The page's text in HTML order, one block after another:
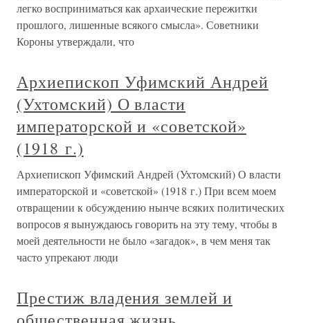
легко восприниматься как архаические пережитки
прошлого, лишенные всякого смысла». Советники
Короны утверждали, что
Архиепископ Уфимский Андрей
(Ухтомский) О власти
императорской и «советской»
(1918 г.)
Архиепископ Уфимский Андрей (Ухтомский) О власти
императорской и «советской» (1918 г.) При всем моем
отвращении к обсуждению нынче всяких политических
вопросов я вынуждаюсь говорить на эту тему, чтобы в
моей деятельности не было «загадок», в чем меня так
часто упрекают люди
Престиж владения землей и